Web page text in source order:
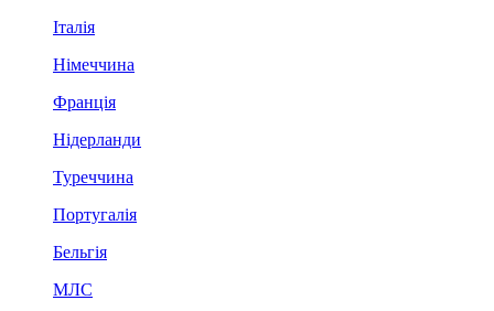
Італія
Німеччина
Франція
Нідерланди
Туреччина
Португалія
Бельгія
МЛС